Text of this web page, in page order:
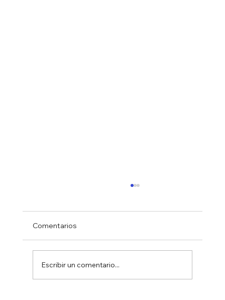
Comentarios
Escribir un comentario...